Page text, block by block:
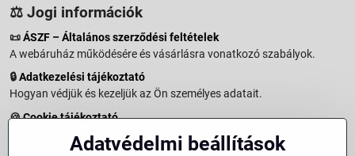
⚖️ Jogi információk
📜ÁSZF – Általános szerződési feltételek
A webáruház működésére és vásárlásra vonatkozó szabályok.
🔒Adatkezelési tájékoztató
Hogyan védjük és kezeljük az Ön személyes adatait.
🍪Cookie tájékoztató
A weboldalon használt sütikről és adatkezelésről.
Adatvédelmi beállítások